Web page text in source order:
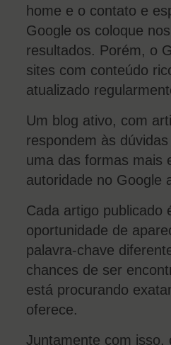
home e o contato e
Google os coloque
resultados. Porém, o
sites com conteúdo
atualizado
Um blog ativo, com
respondem às
uma das formas mais
autoridade no Google
Cada artigo publicado
oportunidade de
palavra-chave
chances de ser
está procurando
oferece.
Juntamente com isso,